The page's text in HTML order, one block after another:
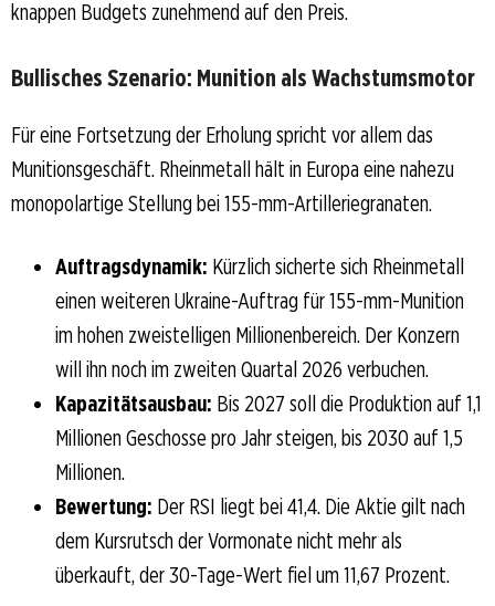
knappen Budgets zunehmend auf den Preis.
Bullisches Szenario: Munition als Wachstumsmotor
Für eine Fortsetzung der Erholung spricht vor allem das
Munitionsgeschäft. Rheinmetall hält in Europa eine nahezu
monopolartige Stellung bei 155-mm-Artilleriegranaten.
Auftragsdynamik: Kürzlich sicherte sich Rheinmetall
einen weiteren Ukraine-Auftrag für 155-mm-Munition
im hohen zweistelligen Millionenbereich. Der Konzern
will ihn noch im zweiten Quartal 2026 verbuchen.
Kapazitätsausbau: Bis 2027 soll die Produktion auf 1,1
Millionen Geschosse pro Jahr steigen, bis 2030 auf 1,5
Millionen.
Bewertung: Der RSI liegt bei 41,4. Die Aktie gilt nach
dem Kursrutsch der Vormonate nicht mehr als
überkauft, der 30-Tage-Wert fiel um 11,67 Prozent.